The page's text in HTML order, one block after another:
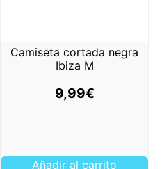
Camiseta cortada negra
Ibiza M
9,99€
Añadir al carrito